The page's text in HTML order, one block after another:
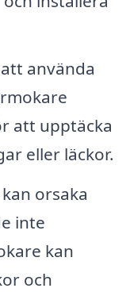
använda
att upptäcka
eller läckor.
orsaka
inte
kan
och